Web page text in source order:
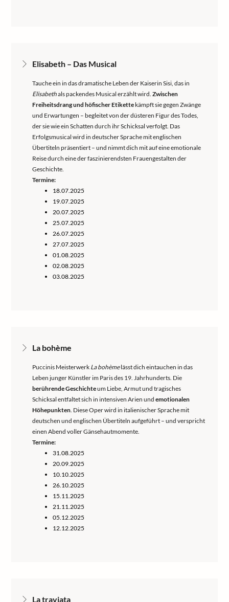
Elisabeth – Das Musical
Tauche ein in das dramatische Leben der Kaiserin Sisi, das in
Elisabethals packendes Musical erzählt wird. Zwischen
Freiheitsdrang und höfischer Etikette kämpft sie gegen Zwänge
und Erwartungen – begleitet von der düsteren Figur des Todes,
der sie wie ein Schatten durch ihr Schicksal verfolgt. Das
Erfolgsmusical wird in deutscher Sprache mit englischen
Übertiteln präsentiert – und nimmt dich mit auf eine emotionale
Reise durch eine der faszinierendsten Frauengestalten der
Geschichte.
Termine:
18.07.2025
19.07.2025
20.07.2025
25.07.2025
26.07.2025
27.07.2025
01.08.2025
02.08.2025
03.08.2025
La bohème
Puccinis Meisterwerk La bohèmelässt dich eintauchen in das
Leben junger Künstler im Paris des 19. Jahrhunderts. Die
berührende Geschichteum Liebe, Armut und tragisches
Schicksal entfaltet sich in intensiven Arien und emotionalen
Höhepunkten. Diese Oper wird in italienischer Sprache mit
deutschen und englischen Übertiteln aufgeführt – und verspricht
einen Abend voller Gänsehautmomente.
Termine:
31.08.2025
20.09.2025
10.10.2025
26.10.2025
15.11.2025
21.11.2025
05.12.2025
12.12.2025
La traviata